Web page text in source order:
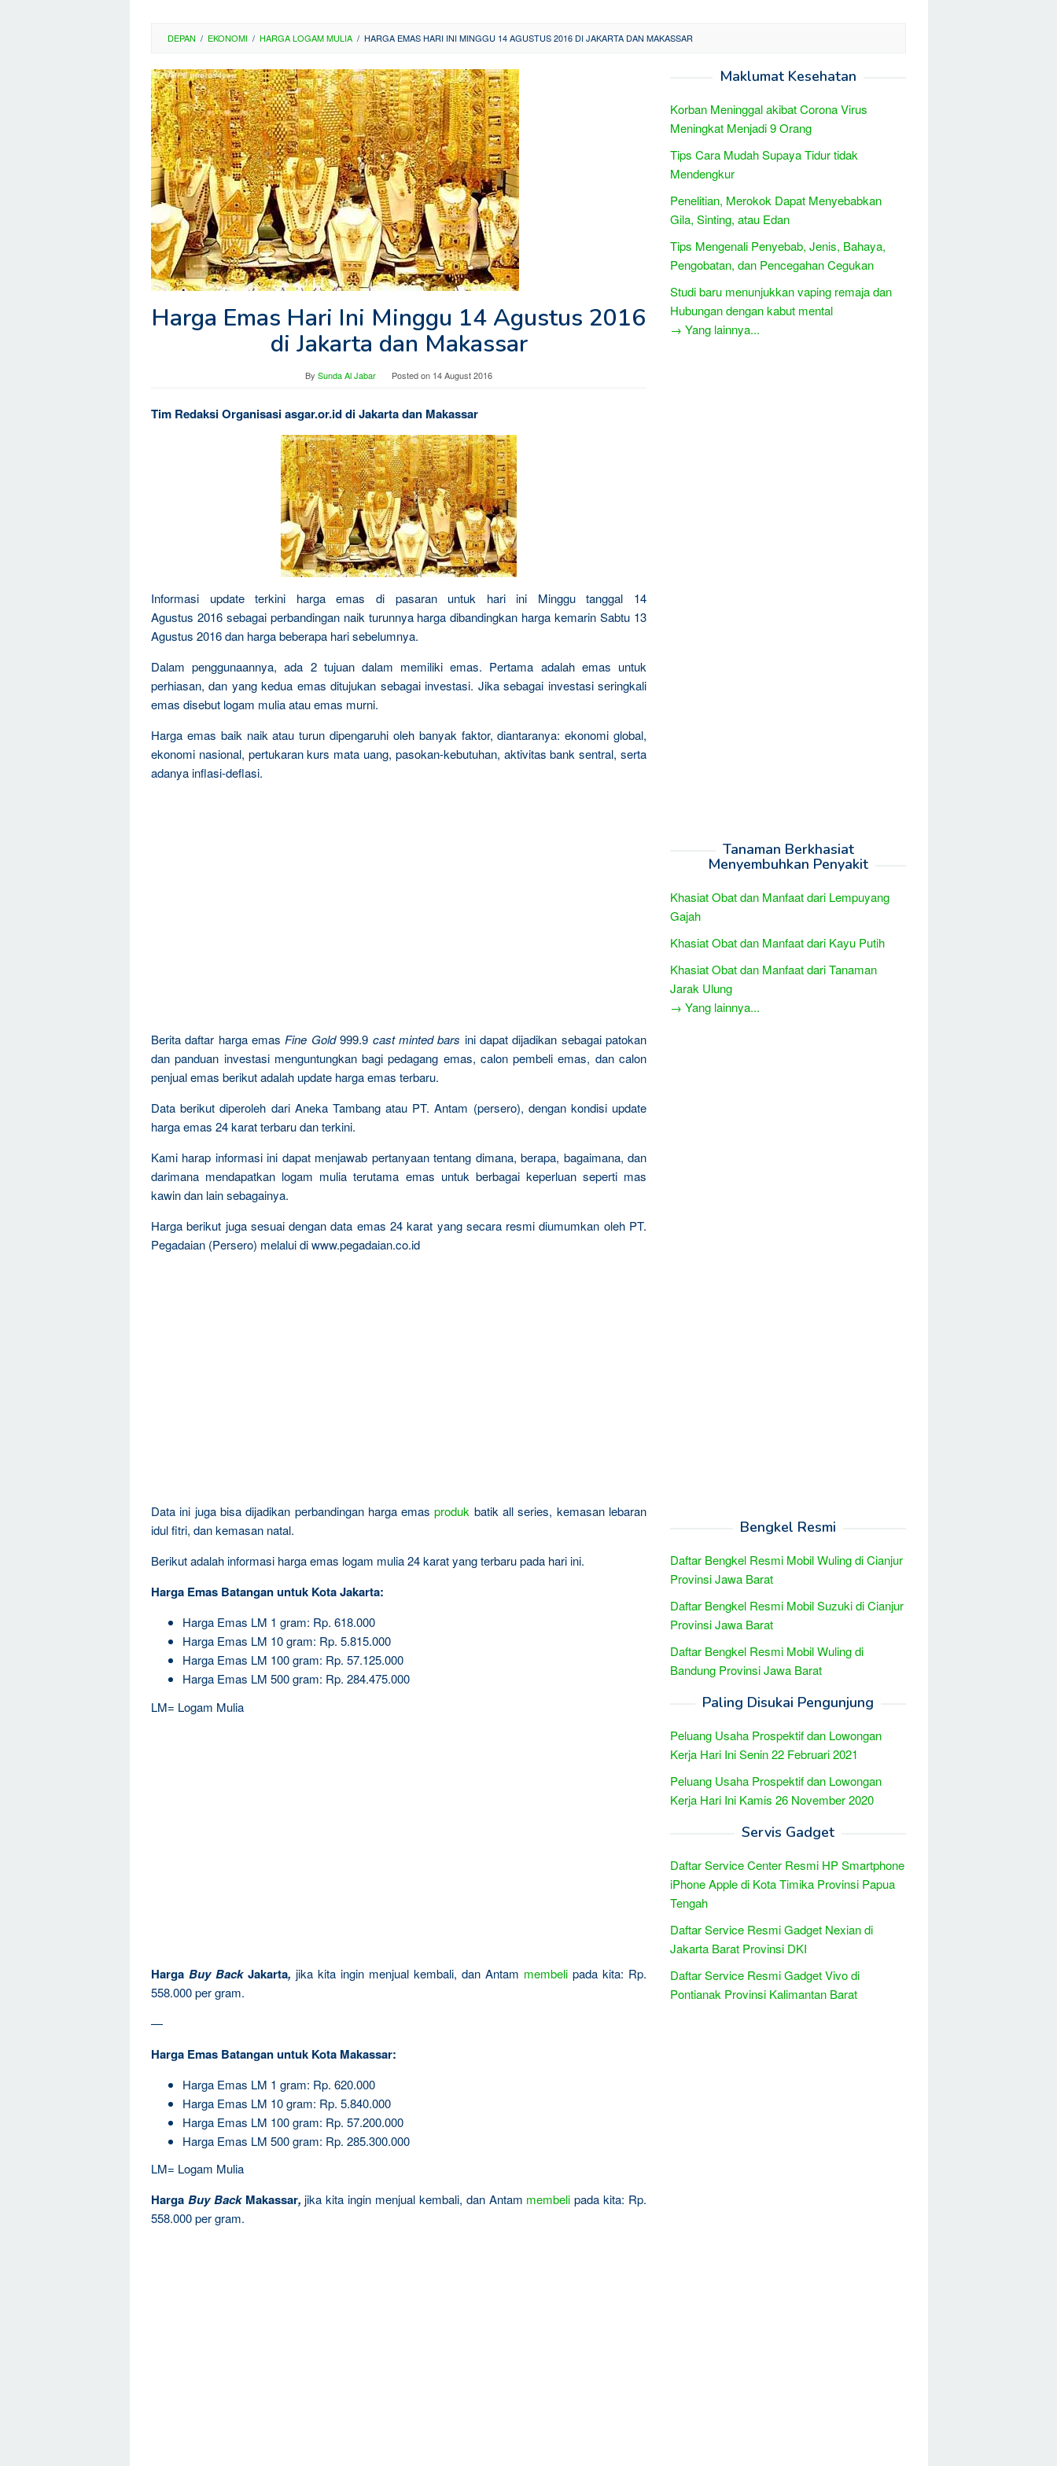
DEPAN / EKONOMI / HARGA LOGAM MULIA / HARGA EMAS HARI INI MINGGU 14 AGUSTUS 2016 DI JAKARTA DAN MAKASSAR
Harga Emas Hari Ini Minggu 14 Agustus 2016
di Jakarta dan Makassar
By Sunda Al Jabar Posted on 14 August 2016
Tim Redaksi Organisasi asgar.or.id di Jakarta dan Makassar
Informasi update terkini harga emas di pasaran untuk hari ini Minggu tanggal 14
Agustus 2016 sebagai perbandingan naik turunnya harga dibandingkan harga kemarin Sabtu 13
Agustus 2016 dan harga beberapa hari sebelumnya.
Dalam penggunaannya, ada 2 tujuan dalam memiliki emas. Pertama adalah emas untuk
perhiasan, dan yang kedua emas ditujukan sebagai investasi. Jika sebagai investasi seringkali
emas disebut logam mulia atau emas murni.
Harga emas baik naik atau turun dipengaruhi oleh banyak faktor, diantaranya: ekonomi global,
ekonomi nasional, pertukaran kurs mata uang, pasokan-kebutuhan, aktivitas bank sentral, serta
adanya inflasi-deflasi.
Berita daftar harga emas Fine Gold999.9 cast minted bars ini dapat dijadikan sebagai patokan
dan panduan investasi menguntungkan bagi pedagang emas, calon pembeli emas, dan calon
penjual emas berikut adalah update harga emas terbaru.
Data berikut diperoleh dari Aneka Tambang atau PT. Antam (persero), dengan kondisi update
harga emas 24 karat terbaru dan terkini.
Kami harap informasi ini dapat menjawab pertanyaan tentang dimana, berapa, bagaimana, dan
darimana mendapatkan logam mulia terutama emas untuk berbagai keperluan seperti mas
kawin dan lain sebagainya.
Harga berikut juga sesuai dengan data emas 24 karat yang secara resmi diumumkan oleh PT.
Pegadaian (Persero) melalui di www.pegadaian.co.id
Data ini juga bisa dijadikan perbandingan harga emasproduk batik all series, kemasan lebaran
idul fitri, dan kemasan natal.
Berikut adalah informasi harga emas logam mulia 24 karat yang terbaru pada hari ini.
Harga Emas Batangan untuk Kota Jakarta:
Harga Emas LM 1 gram: Rp. 618.000
Harga Emas LM 10 gram: Rp. 5.815.000
Harga Emas LM 100 gram: Rp. 57.125.000
Harga Emas LM 500 gram: Rp. 284.475.000
LM= Logam Mulia
Harga Buy Back Jakarta, jika kita ingin menjual kembali, dan Antam membeli pada kita: Rp.
558.000 per gram.
—
Harga Emas Batangan untuk Kota Makassar:
Harga Emas LM 1 gram: Rp. 620.000
Harga Emas LM 10 gram: Rp. 5.840.000
Harga Emas LM 100 gram: Rp. 57.200.000
Harga Emas LM 500 gram: Rp. 285.300.000
LM= Logam Mulia
Harga Buy Back Makassar, jika kita ingin menjual kembali, dan Antam membeli pada kita: Rp.
558.000 per gram.
Maklumat Kesehatan
Korban Meninggal akibat Corona Virus
Meningkat Menjadi 9 Orang
Tips Cara Mudah Supaya Tidur tidak
Mendengkur
Penelitian, Merokok Dapat Menyebabkan
Gila, Sinting, atau Edan
Tips Mengenali Penyebab, Jenis, Bahaya,
Pengobatan, dan Pencegahan Cegukan
Studi baru menunjukkan vaping remaja dan
Hubungan dengan kabut mental
→ Yang lainnya...
Tanaman Berkhasiat
Menyembuhkan Penyakit
Khasiat Obat dan Manfaat dari Lempuyang
Gajah
Khasiat Obat dan Manfaat dari Kayu Putih
Khasiat Obat dan Manfaat dari Tanaman
Jarak Ulung
→ Yang lainnya...
Bengkel Resmi
Daftar Bengkel Resmi Mobil Wuling di Cianjur
Provinsi Jawa Barat
Daftar Bengkel Resmi Mobil Suzuki di Cianjur
Provinsi Jawa Barat
Daftar Bengkel Resmi Mobil Wuling di
Bandung Provinsi Jawa Barat
Paling Disukai Pengunjung
Peluang Usaha Prospektif dan Lowongan
Kerja Hari Ini Senin 22 Februari 2021
Peluang Usaha Prospektif dan Lowongan
Kerja Hari Ini Kamis 26 November 2020
Servis Gadget
Daftar Service Center Resmi HP Smartphone
iPhone Apple di Kota Timika Provinsi Papua
Tengah
Daftar Service Resmi Gadget Nexian di
Jakarta Barat Provinsi DKI
Daftar Service Resmi Gadget Vivo di
Pontianak Provinsi Kalimantan Barat